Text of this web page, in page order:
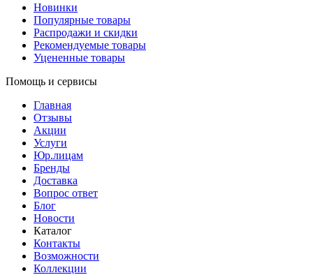
Новинки
Популярные товары
Распродажи и скидки
Рекомендуемые товары
Уцененные товары
Помощь и сервисы
Главная
Отзывы
Акции
Услуги
Юр.лицам
Бренды
Доставка
Вопрос ответ
Блог
Новости
Каталог
Контакты
Возможности
Коллекции